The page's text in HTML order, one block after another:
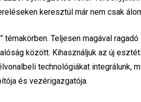
keresztül már nem csak
témakörben. Teljesen magával ragadó
között. Kihasználjuk az új
technológiákat integrálunk,
és vezérigazgatója.